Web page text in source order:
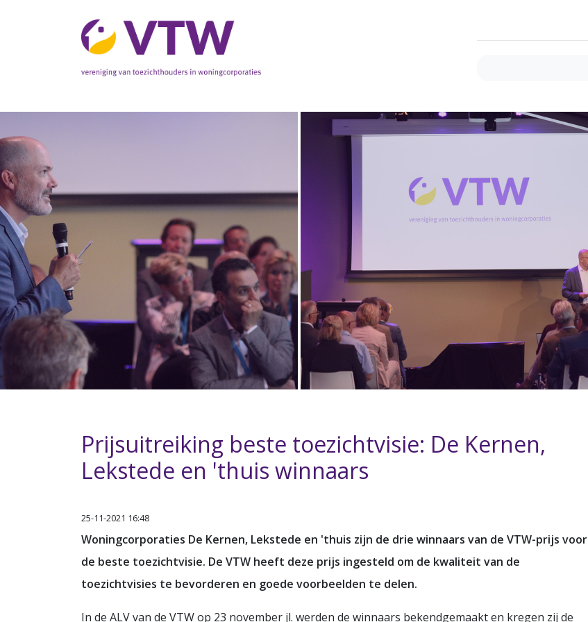
Prijsuitreiking beste toezichtvisie: De Kernen,
Lekstede en 'thuis winnaars
25-11-2021 16:48
Woningcorporaties De Kernen, Lekstede en 'thuis zijn de drie winnaars van de VTW-prijs voor
de beste toezichtvisie. De VTW heeft deze prijs ingesteld om de kwaliteit van de
toezichtvisies te bevorderen en goede voorbeelden te delen.
In de ALV van de VTW op 23 november jl. werden de winnaars bekendgemaakt en kregen zij de